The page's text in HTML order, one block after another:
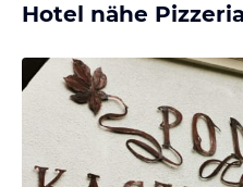
Hotel nähe